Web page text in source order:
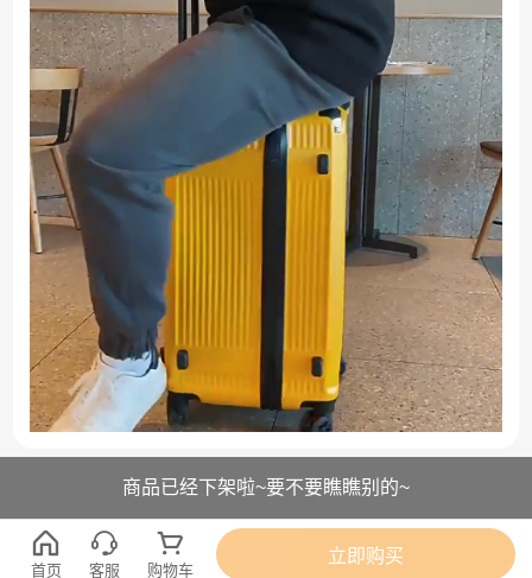
商品已经下架啦~要不要瞧瞧别的~
首页 客服 购物车
立即购买